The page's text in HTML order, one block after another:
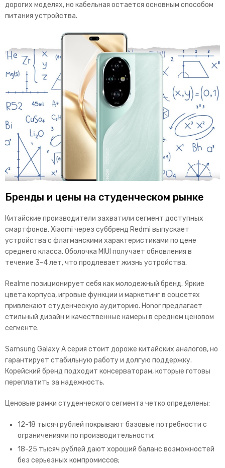
дорогих моделях, но кабельная остается основным способом
питания устройства.
Бренды и цены на студенческом рынке
Китайские производители захватили сегмент доступных
смартфонов. Xiaomi через суббренд Redmi выпускает
устройства с флагманскими характеристиками по цене
среднего класса. Оболочка MIUI получает обновления в
течение 3-4 лет, что продлевает жизнь устройства.
Realme позиционирует себя как молодежный бренд. Яркие
цвета корпуса, игровые функции и маркетинг в соцсетях
привлекают студенческую аудиторию. Honor предлагает
стильный дизайн и качественные камеры в среднем ценовом
сегменте.
Samsung Galaxy A серия стоит дороже китайских аналогов, но
гарантирует стабильную работу и долгую поддержку.
Корейский бренд подходит консерваторам, которые готовы
переплатить за надежность.
Ценовые рамки студенческого сегмента четко определены:
12-18 тысяч рублей покрывают базовые потребности с
ограничениями по производительности;
18-25 тысяч рублей дают хороший баланс возможностей
без серьезных компромиссов;